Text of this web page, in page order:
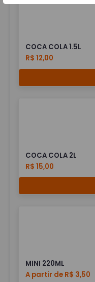
COCA COLA 1.5L
R$ 12,00
COCA COLA 2L
R$ 15,00
MINI 220ML
A partir de R$ 3,50